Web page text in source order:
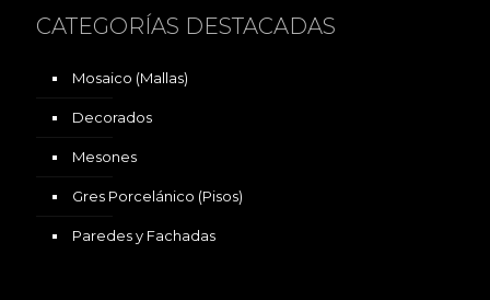
CATEGORÍAS DESTACADAS
Mosaico (Mallas)
Decorados
Mesones
Gres Porcelánico (Pisos)
Paredes y Fachadas